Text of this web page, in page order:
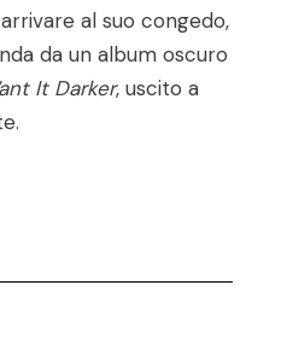
al suo congedo,
da un album oscuro
It Darker, uscito a